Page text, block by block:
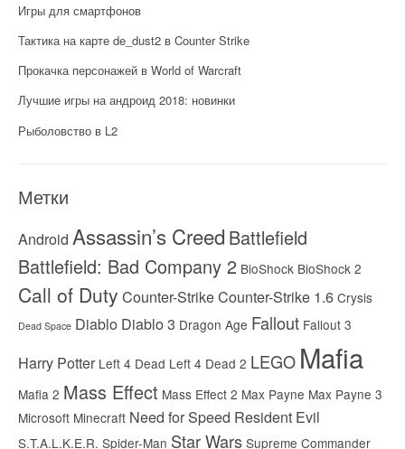
Игры для смартфонов
Тактика на карте de_dust2 в Counter Strike
Прокачка персонажей в World of Warcraft
Лучшие игры на андроид 2018: новинки
Рыболовство в L2
Метки
Android Assassin’s Creed Battlefield
Battlefield: Bad Company 2 BioShock BioShock 2
Call of Duty Counter-StrikeCounter-Strike 1.6 Crysis
Dead Space Diablo Diablo 3 Dragon Age Fallout Fallout 3
Harry Potter Left 4 Dead Left 4 Dead 2 LEGO Mafia
Mafia 2 Mass Effect Mass Effect 2 Max Payne Max Payne 3
Microsoft Minecraft Need for Speed Resident Evil
S.T.A.L.K.E.R. Spider-Man Star Wars Supreme Commander